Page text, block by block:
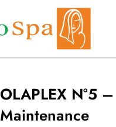
OLAPLEX N°5
Maintenance